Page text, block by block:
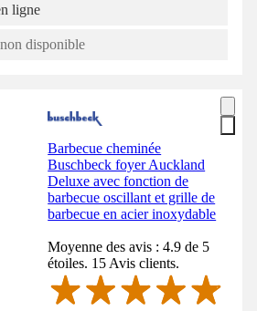
ligne
disponible
Barbecue cheminée
Buschbeck foyer Auckland
Deluxe avec fonction de
barbecue oscillant et grille de
barbecue en acier inoxydable
Moyenne des avis : 4.9 de 5
étoiles. 15 Avis clients.